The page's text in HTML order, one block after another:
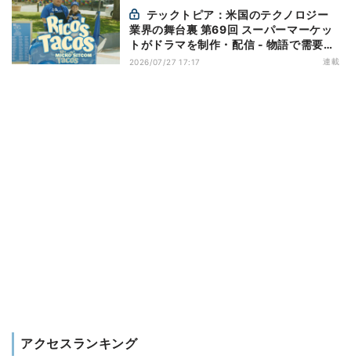
業界の舞台裏 第69回 スーパーマーケッ
トがドラマを制作・配信 - 物語で需要を
演出する小売メディア
2026/07/27 17:17 連載
アクセスランキング